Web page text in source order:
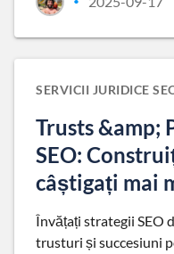
SERVICII JURIDICE
Trusts &amp;
SEO:
câștigați mai
Învățați strategii SEO
trusturi și succesiuni